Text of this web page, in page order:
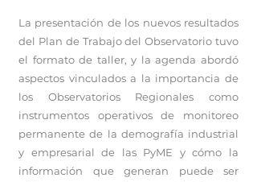
La presentación de los nuevos resultados
del Plan de Trabajo del Observatorio tuvo
el formato de taller, y la agenda abordó
aspectos vinculados a la importancia de
los Observatorios Regionales como
instrumentos operativos de monitoreo
permanente de la demografía industrial
y empresarial de las PyME y cómo la
información que generan puede ser